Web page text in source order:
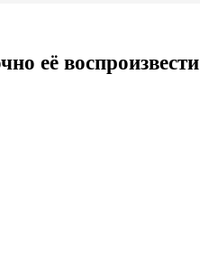
её воспроизвести